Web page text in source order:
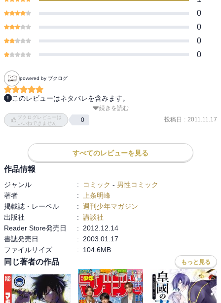
0
0
0
0
powered by ブクログ
このレビューはネタバレを含みます。
闘いの後には、ゆやの心・信念の強さがまたしても垣間見えるシー
ンもあって良かった。
そして、紅虎ＶＳ太白戦へ。
続きを読む
ブクログレビューは
いいねできません
0 投稿日 : 2011.11.17
すべてのレビューを見る
作品情報
ジャンル : コミック - 男性コミック
著者
:
上条明峰
掲載誌・レーベル
: 週刊少年マガジン
出版社
: 講談社
Reader Store発売日
:
2012.12.14
書誌発売日
:
2003.01.17
ファイルサイズ
: 104.6MB
同じ著者の作品 もっと見る